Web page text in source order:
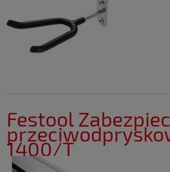
Festool
1400/T